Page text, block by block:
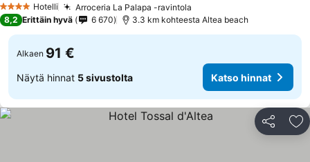
4 Tähtiluokitus
Hotelli
Arroceria La Palapa -ravintola
8,2 Erittäin hyvä 6 670 3.3 km kohteesta Altea beach
Alkaen 91 €
Näytä hinnat 5 sivustolta Katso hinnat
Jaa